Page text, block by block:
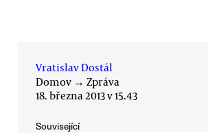
Vratislav Dostál
Domov → Zpráva
18. března 2013 v 15.43
Související